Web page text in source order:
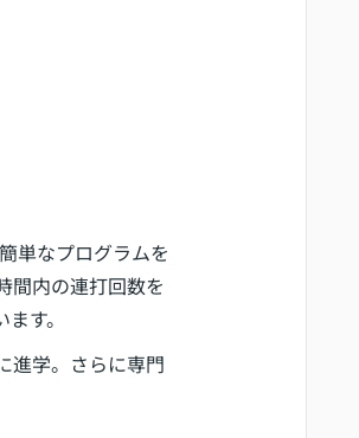
単なプログラムを
間内の連打回数を
す。
進学。さらに専門